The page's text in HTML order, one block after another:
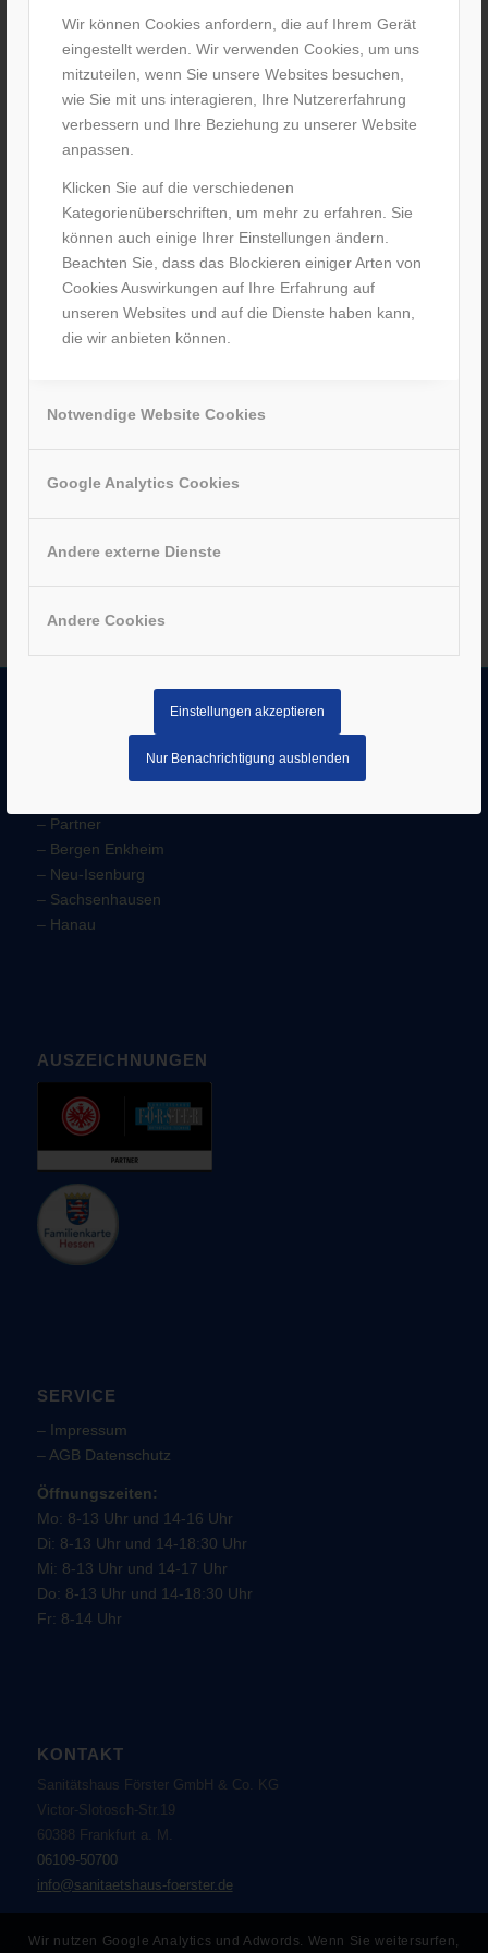
Wir können Cookies anfordern, die auf Ihrem Gerät
eingestellt werden. Wir verwenden Cookies, um uns
mitzuteilen, wenn Sie unsere Websites besuchen,
wie Sie mit uns interagieren, Ihre Nutzererfahrung
verbessern und Ihre Beziehung zu unserer Website
anpassen.
Klicken Sie auf die verschiedenen
Kategorienüberschriften, um mehr zu erfahren. Sie
können auch einige Ihrer Einstellungen ändern.
Beachten Sie, dass das Blockieren einiger Arten von
Cookies Auswirkungen auf Ihre Erfahrung auf
unseren Websites und auf die Dienste haben kann,
die wir anbieten können.
Notwendige Website Cookies
Google Analytics Cookies
Andere externe Dienste
Andere Cookies
Einstellungen akzeptieren
Nur Benachrichtigung ausblenden
50700 Termin vereinbaren.
UNTERNEHMEN
– Partner
– Bergen Enkheim
– Neu-Isenburg
– Sachsenhausen
– Hanau
AUSZEICHNUNGEN
SERVICE
– Impressum
– AGB Datenschutz
Öffnungszeiten:
Mo: 8-13 Uhr und 14-16 Uhr
Di: 8-13 Uhr und 14-18:30 Uhr
Mi: 8-13 Uhr und 14-17 Uhr
Do: 8-13 Uhr und 14-18:30 Uhr
Fr: 8-14 Uhr
KONTAKT
Sanitätshaus Förster GmbH & Co. KG
Victor-Slotosch-Str.19
60388 Frankfurt a. M.
06109-50700
info@sanitaetshaus-foerster.de
Wir nutzen Google Analytics und Adwords. Wenn Sie weitersurfen,